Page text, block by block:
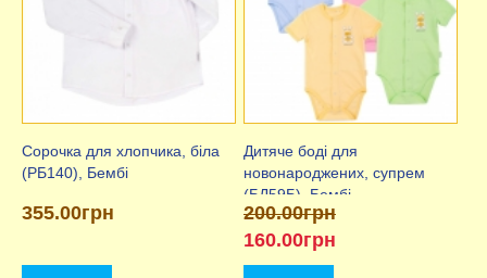
Сорочка для хлопчика, біла
(РБ140), Бембі
355.00грн
Дитяче боді для
новонароджених, супрем
(БД59Б), Бембі
200.00грн
160.00грн